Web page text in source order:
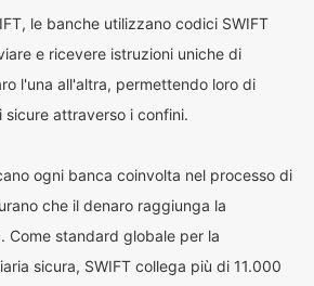
le banche utilizzano codici SWIFT
e ricevere istruzioni uniche di
l'una all'altra, permettendo loro di
attraverso i confini.
ogni banca coinvolta nel processo di
che il denaro raggiunga la
Come standard globale per la
sicura, SWIFT collega più di 11.000